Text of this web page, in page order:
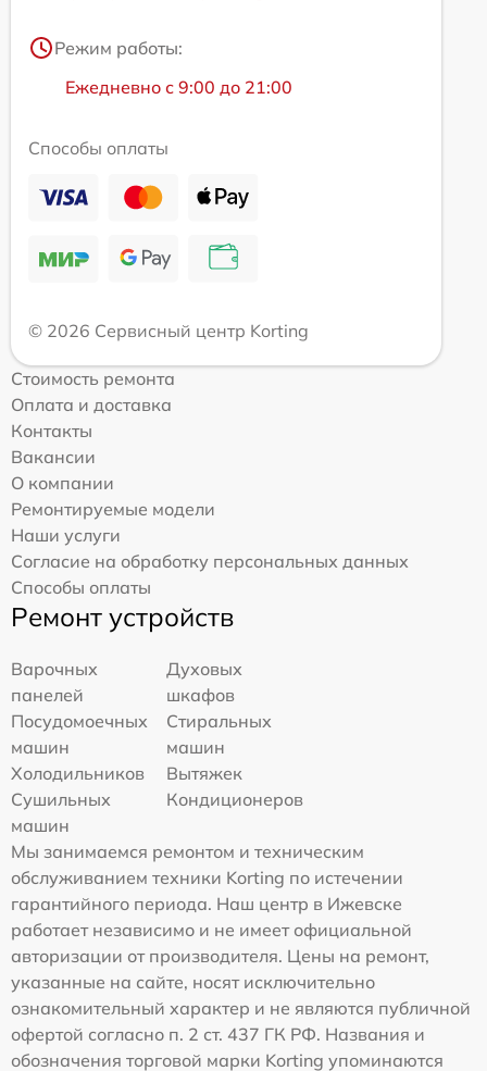
Режим работы:
Ежедневно с 9:00 до 21:00
Способы оплаты
© 2026 Сервисный центр Korting
Стоимость ремонта
Оплата и доставка
Контакты
Вакансии
О компании
Ремонтируемые модели
Наши услуги
Согласие на обработку персональных данных
Способы оплаты
Ремонт устройств
Варочных
панелей
Духовых
шкафов
Посудомоечных
машин
Стиральных
машин
Холодильников
Вытяжек
Сушильных
машин
Кондиционеров
Мы занимаемся ремонтом и техническим
обслуживанием техники Korting по истечении
гарантийного периода. Наш центр в Ижевске
работает независимо и не имеет официальной
авторизации от производителя. Цены на ремонт,
указанные на сайте, носят исключительно
ознакомительный характер и не являются публичной
офертой согласно п. 2 ст. 437 ГК РФ. Названия и
обозначения торговой марки Korting упоминаются